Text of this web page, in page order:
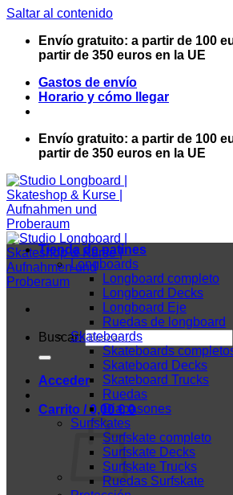
Saltar al contenido
Envío gratuito: a partir de 100
partir de 350 euros en la UE
Gastos de envío
Horario y cómo llegar
Envío gratuito: a partir de 100
partir de 350 euros en la UE
Buscar:
Acceder
Carrito /0,00€ 0
Tienda de patines
Longboards
Longboard completo
Longboard Decks
Longboard Eje
Ruedas de longboard
Skateboards
Skateboards
Skateboard Decks
Skateboard Trucks
Ruedas
Diapasones
Surfskates
Surfskate completo
Surfskate Decks
Surfskate Trucks
Ruedas Surfskate